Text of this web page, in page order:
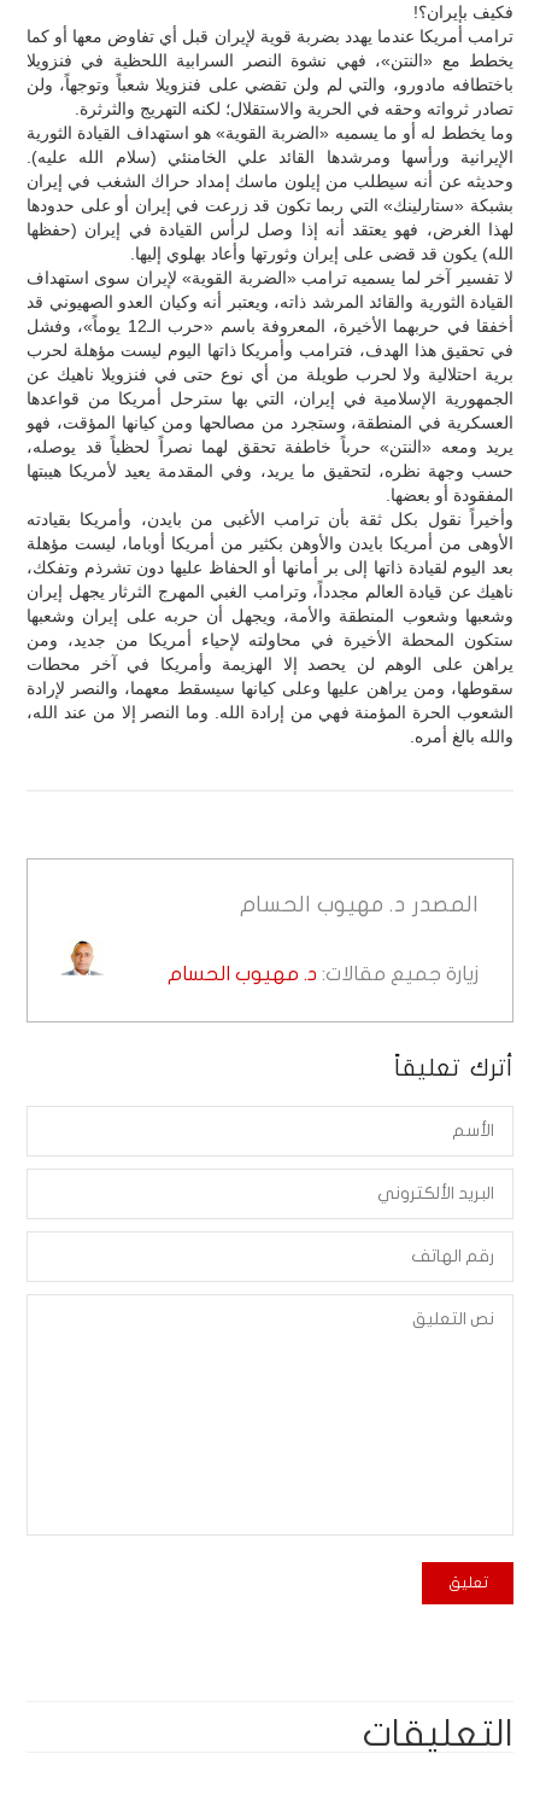
فكيف بإيران؟!
ترامب أمريكا عندما يهدد بضربة قوية لإيران قبل أي تفاوض معها أو كما
يخطط مع «النتن»، فهي نشوة النصر السرابية اللحظية في فنزويلا
باختطافه مادورو، والتي لم ولن تقضي على فنزويلا شعباً وتوجهاً، ولن
تصادر ثرواته وحقه في الحرية والاستقلال؛ لكنه التهريج والثرثرة.
وما يخطط له أو ما يسميه «الضربة القوية» هو استهداف القيادة الثورية
الإيرانية ورأسها ومرشدها القائد علي الخامنئي (سلام الله عليه).
وحديثه عن أنه سيطلب من إيلون ماسك إمداد حراك الشغب في إيران
بشبكة «ستارلينك» التي ربما تكون قد زرعت في إيران أو على حدودها
لهذا الغرض، فهو يعتقد أنه إذا وصل لرأس القيادة في إيران (حفظها
الله) يكون قد قضى على إيران وثورتها وأعاد بهلوي إليها.
لا تفسير آخر لما يسميه ترامب «الضربة القوية» لإيران سوى استهداف
القيادة الثورية والقائد المرشد ذاته، ويعتبر أنه وكيان العدو الصهيوني قد
أخفقا في حربهما الأخيرة، المعروفة باسم «حرب الـ12 يوماً»، وفشل
في تحقيق هذا الهدف، فترامب وأمريكا ذاتها اليوم ليست مؤهلة لحرب
برية احتلالية ولا لحرب طويلة من أي نوع حتى في فنزويلا ناهيك عن
الجمهورية الإسلامية في إيران، التي بها سترحل أمريكا من قواعدها
العسكرية في المنطقة، وستجرد من مصالحها ومن كيانها المؤقت، فهو
يريد ومعه «النتن» حرباً خاطفة تحقق لهما نصراً لحظياً قد يوصله،
حسب وجهة نظره، لتحقيق ما يريد، وفي المقدمة يعيد لأمريكا هيبتها
المفقودة أو بعضها.
وأخيراً نقول بكل ثقة بأن ترامب الأغبى من بايدن، وأمريكا بقيادته
الأوهى من أمريكا بايدن والأوهن بكثير من أمريكا أوباما، ليست مؤهلة
بعد اليوم لقيادة ذاتها إلى بر أمانها أو الحفاظ عليها دون تشرذم وتفكك،
ناهيك عن قيادة العالم مجدداً، وترامب الغبي المهرج الثرثار يجهل إيران
وشعبها وشعوب المنطقة والأمة، ويجهل أن حربه على إيران وشعبها
ستكون المحطة الأخيرة في محاولته لإحياء أمريكا من جديد، ومن
يراهن على الوهم لن يحصد إلا الهزيمة وأمريكا في آخر محطات
سقوطها، ومن يراهن عليها وعلى كيانها سيسقط معهما، والنصر لإرادة
الشعوب الحرة المؤمنة فهي من إرادة الله. وما النصر إلا من عند الله،
والله بالغ أمره.
المصدر د. مهيوب الحسام
زيارة جميع مقالات: د. مهيوب الحسام
أترك تعليقاً
التعليقات